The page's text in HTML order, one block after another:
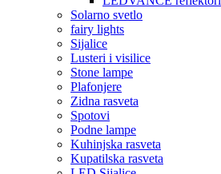
Solarno svetlo
fairy lights
Sijalice
Lusteri i visilice
Stone lampe
Plafonjere
Zidna rasveta
Spotovi
Podne lampe
Kuhinjska rasveta
Kupatilska rasveta